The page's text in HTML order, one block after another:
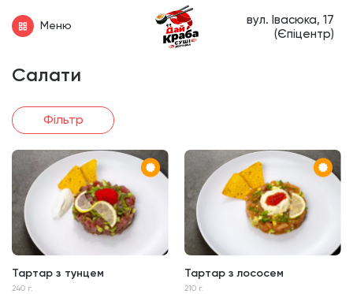
Меню
вул. Івасюка, 17
(Єпіцентр)
Салати
Фільтр
Тартар з тунцем
240 г.
Тартар з лососем
210 г.